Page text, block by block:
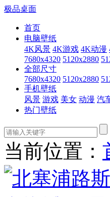
极品桌面
首页
电脑壁纸
4K风景 4K游戏 4K动漫
7680x4320 5120x2880
全部尺寸
7680x4320 5120x2880
手机壁纸
风景 游戏 美女 动漫 汽
热门壁纸
当前位置：